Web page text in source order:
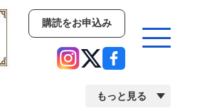
購読をお申込み
もっと見る